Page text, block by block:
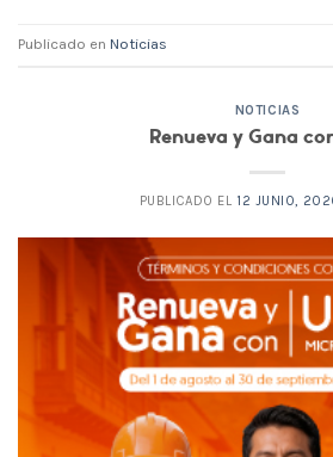
Publicado en Noticias
NOTICIAS
Renueva y Gana
PUBLICADO EL 12 JUNIO,